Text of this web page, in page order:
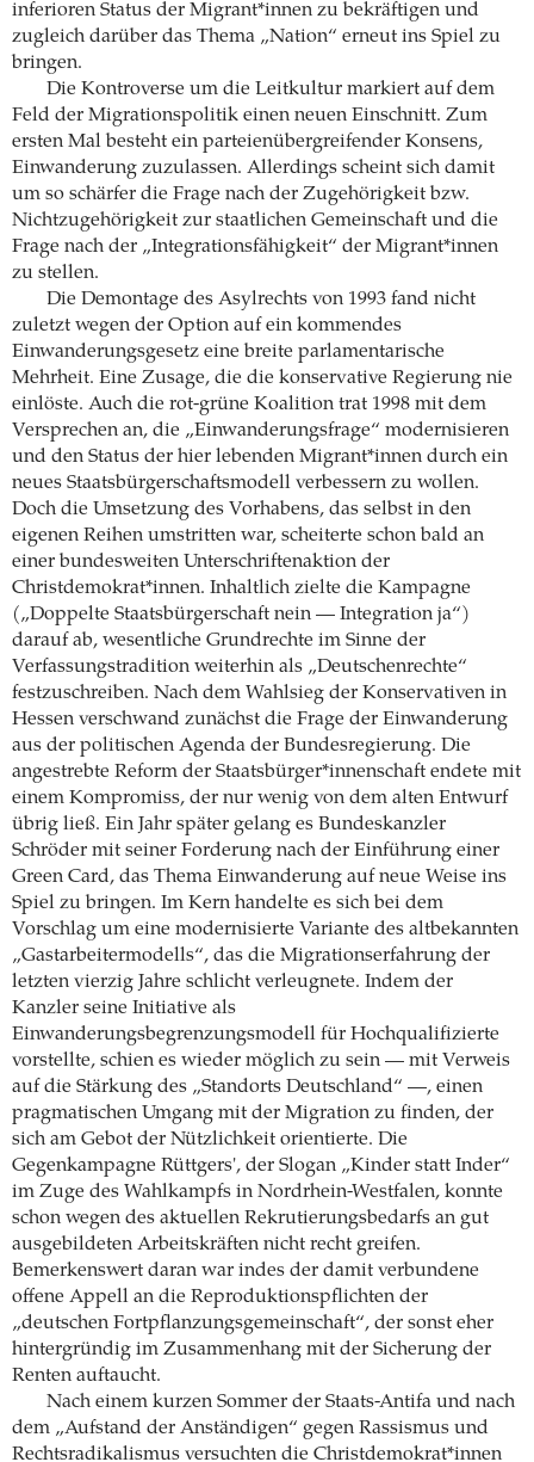
inferioren Status der Migrant*innen zu bekräftigen und
zugleich darüber das Thema „Nation“ erneut ins Spiel zu
bringen.
Die Kontroverse um die Leitkultur markiert auf dem
Feld der Migrationspolitik einen neuen Einschnitt. Zum
ersten Mal besteht ein parteienübergreifender Konsens,
Einwanderung zuzulassen. Allerdings scheint sich damit
um so schärfer die Frage nach der Zugehörigkeit bzw.
Nichtzugehörigkeit zur staatlichen Gemeinschaft und die
Frage nach der „Integrationsfähigkeit“ der Migrant*innen
zu stellen.
Die Demontage des Asylrechts von 1993 fand nicht
zuletzt wegen der Option auf ein kommendes
Einwanderungsgesetz eine breite parlamentarische
Mehrheit. Eine Zusage, die die konservative Regierung nie
einlöste. Auch die rot-grüne Koalition trat 1998 mit dem
Versprechen an, die „Einwanderungsfrage“ modernisieren
und den Status der hier lebenden Migrant*innen durch ein
neues Staatsbürgerschaftsmodell verbessern zu wollen.
Doch die Umsetzung des Vorhabens, das selbst in den
eigenen Reihen umstritten war, scheiterte schon bald an
einer bundesweiten Unterschriftenaktion der
Christdemokrat*innen. Inhaltlich zielte die Kampagne
(„Doppelte Staatsbürgerschaft nein — Integration ja“)
darauf ab, wesentliche Grundrechte im Sinne der
Verfassungstradition weiterhin als „Deutschenrechte“
festzuschreiben. Nach dem Wahlsieg der Konservativen in
Hessen verschwand zunächst die Frage der Einwanderung
aus der politischen Agenda der Bundesregierung. Die
angestrebte Reform der Staatsbürger*innenschaft endete mit
einem Kompromiss, der nur wenig von dem alten Entwurf
übrig ließ. Ein Jahr später gelang es Bundeskanzler
Schröder mit seiner Forderung nach der Einführung einer
Green Card, das Thema Einwanderung auf neue Weise ins
Spiel zu bringen. Im Kern handelte es sich bei dem
Vorschlag um eine modernisierte Variante des altbekannten
„Gastarbeitermodells“, das die Migrationserfahrung der
letzten vierzig Jahre schlicht verleugnete. Indem der
Kanzler seine Initiative als
Einwanderungsbegrenzungsmodell für Hochqualifizierte
vorstellte, schien es wieder möglich zu sein — mit Verweis
auf die Stärkung des „Standorts Deutschland“ —, einen
pragmatischen Umgang mit der Migration zu finden, der
sich am Gebot der Nützlichkeit orientierte. Die
Gegenkampagne Rüttgers', der Slogan „Kinder statt Inder“
im Zuge des Wahlkampfs in Nordrhein-Westfalen, konnte
schon wegen des aktuellen Rekrutierungsbedarfs an gut
ausgebildeten Arbeitskräften nicht recht greifen.
Bemerkenswert daran war indes der damit verbundene
offene Appell an die Reproduktionspflichten der
„deutschen Fortpflanzungsgemeinschaft“, der sonst eher
hintergründig im Zusammenhang mit der Sicherung der
Renten auftaucht.
Nach einem kurzen Sommer der Staats-Antifa und nach
dem „Aufstand der Anständigen“ gegen Rassismus und
Rechtsradikalismus versuchten die Christdemokrat*innen